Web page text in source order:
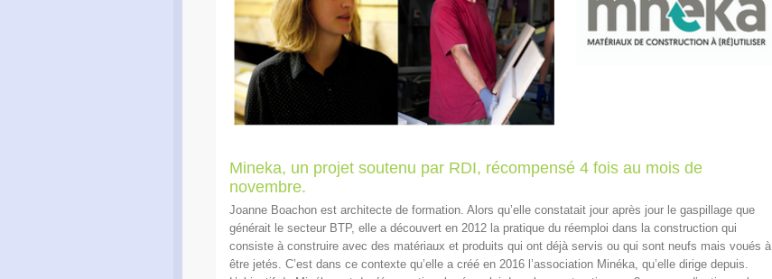
Mineka, un projet soutenu par RDI, récompensé 4 fois au mois de
novembre.
Joanne Boachon est architecte de formation. Alors qu’elle constatait jour après jour le gaspillage que
générait le secteur BTP, elle a découvert en 2012 la pratique du réemploi dans la construction qui
consiste à construire avec des matériaux et produits qui ont déjà servis ou qui sont neufs mais voués à
être jetés. C’est dans ce contexte qu’elle a créé en 2016 l’association Minéka, qu’elle dirige depuis.